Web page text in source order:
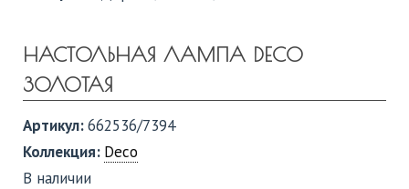
НАСТОЛЬНАЯ ЛАМПА DECO
ЗОЛОТАЯ
Артикул:662536/7394
Коллекция: Deco
В наличии